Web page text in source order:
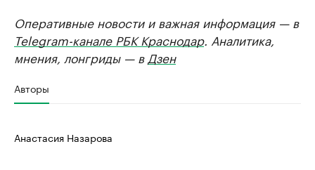
Оперативные новости и важная информация — в
Telegram-канале РБК Краснодар. Аналитика,
мнения, лонгриды — в Дзен
Авторы
Анастасия Назарова